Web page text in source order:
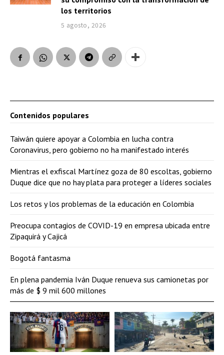
los territorios
5 agosto, 2026
Contenidos populares
Taiwán quiere apoyar a Colombia en lucha contra
Coronavirus, pero gobierno no ha manifestado interés
Mientras el exfiscal Martínez goza de 80 escoltas, gobierno
Duque dice que no hay plata para proteger a líderes sociales
Los retos y los problemas de la educación en Colombia
Preocupa contagios de COVID-19 en empresa ubicada entre
Zipaquirá y Cajicá
Bogotá fantasma
En plena pandemia Iván Duque renueva sus camionetas por
más de $ 9 mil 600 millones